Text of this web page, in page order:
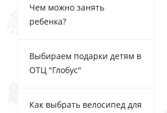
Чем можно занять
ребенка?
Выбираем подарки детям в
ОТЦ "Глобус"
Как выбрать велосипед для